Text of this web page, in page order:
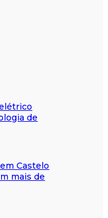
de
Castelo
mais de